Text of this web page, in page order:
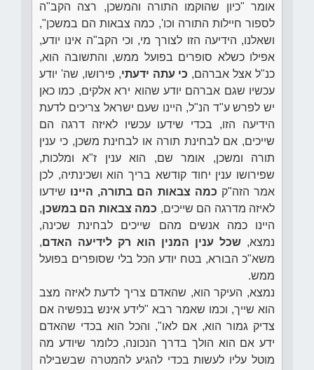
אומר "כיון שהוקמו התורה והמשכן, רצה הקב"ה
לספור חיילות התורה וכו', כמה צבאות הם במשכן",
ושאלנו, הידיעה הזו לצורך מי, וכי הקב"ה אינו יודע,
אפילו כשלא סופרים בפועל ממש, והתשובה הוא,
כנ"ל אצל אברהם, כי עתה ידעתי, פירושו, שה' יודע
עכשיו שגם אברהם יודע שהוא ירא אלקים, כמו כאן
יש לפרש ע"ד הנ"ל, היינו שעם ישראל צריכים לדעת
הידיעה הזו, בכדי שידעו עכשיו לאיזה דרגה הם
שייכים, אם לבחינת תורה או לבחינת משכן, כי ענין
תורה ומשכן, אומר שם, הוא ענין ז"א ומלכות,
שפירושו ענין יחוד קודשא בריך הוא ושכינתיה, לכן
אמר הזה"ק כמה צבאות הם בתורה, היינו שידעו
לאיזה מדרגה הם שייכים, כמה צבאות הם במשכן,
היינו כמה אנשים מהם שייכים לבחינת שכינה,
נמצא, שכל ענין המנין הוא רק לידיעה האדם,
משא"כ הבורא, בטח יודע הכל בלי שסופרים בפועל
ממש.
נמצא, העיקר הוא, שהאדם צריך לדעת לאיזה מצב
הוא שייך, וכמו שאמר רבא "לידע אינש בנפשיה אם
צדיק גמור הוא, אם לאו", והכל הוא בכדי שהאדם
ידע אם הוא הולך בדרך הנכונה, כלומר שיודע מה
מוטל עליו לעשות בכדי להגיע להמטרה שבשבילה